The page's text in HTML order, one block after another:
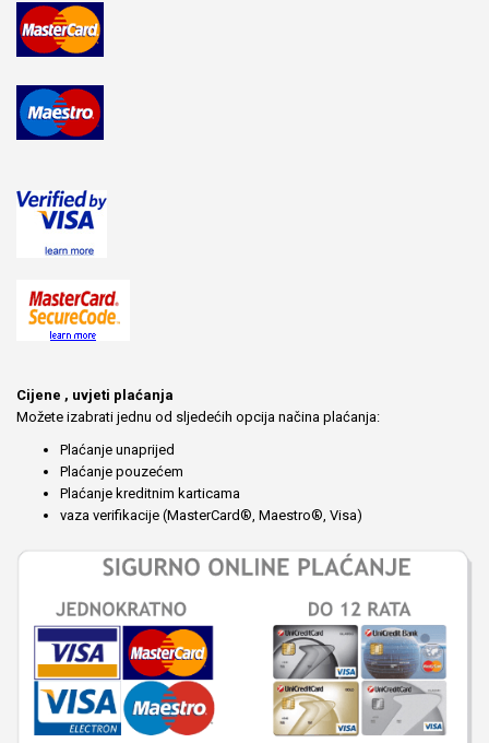
Cijene , uvjeti plaćanja
Možete izabrati jednu od sljedećih opcija načina plaćanja:
Plaćanje unaprijed
Plaćanje pouzećem
Plaćanje kreditnim karticama
vaza verifikacije (MasterCard®, Maestro®, Visa)